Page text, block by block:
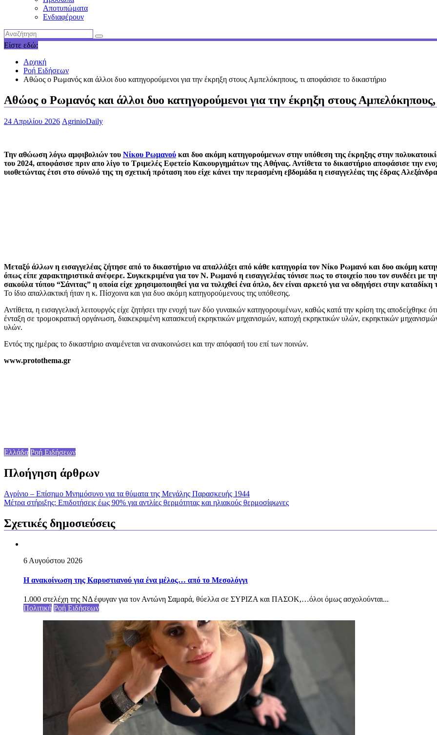
Αποτυπώματα
Ενδιαφέρουν
Είστε εδώ:
Αρχική
Ροή Ειδήσεων
Αθώος ο Ρωμανός και άλλοι δυο κατηγορούμενοι για την έκρηξη στους Αμπελόκηπους, τι αποφάσισε το δικαστήριο
Αθώος ο Ρωμανός και άλλοι δυο κατηγορούμενοι για την έκρηξη στους Αμπελόκηπους,
24 Απριλίου 2026 AgrinioDaily
Την αθώωση λόγω αμφιβολιών του Νίκου Ρωμανού και δυο ακόμη κατηγορούμενων στην υπόθεση της έκρηξης στην
του 2024, αποφάσισε πριν απο λίγο το Τριμελές Εφετείο Κακουργημάτων της Αθήνας. Αντίθετα το δικαστήριο αποφάσισε την
υιοθετώντας έτσι στο σύνολό της τη σχετική πρόταση που είχε κάνει την περασμένη εβδομάδα η εισαγγελέας της έδρας
Μεταξύ άλλων η εισαγγελέας ζήτησε από το δικαστήριο να απαλλάξει από κάθε κατηγορία τον Νίκο Ρωμανό και δυο ακόμη
όπως είπε χαρακτηριστικά ανέφερε. Συγκεκριμένα για τον Ν. Ρωμανό η εισαγγελέας τόνισε πως το στοιχείο που τον συνδέει με
σακούλα τύπου “Σάνιτας” η οποία είχε χρησιμοποιηθεί για να τυλιχθεί ένα όπλο, δεν είναι αρκετό για να οδηγήσει στην καταδίκη
Το ίδιο απαλλακτική ήταν η κ. Πίσχοινα και για δυο ακόμη κατηγορούμενους της υπόθεσης.
Αντίθετα, η εισαγγελική λειτουργός είχε ζητήσει την ενοχή των δύο γυναικών κατηγορουμένων, καθώς κατά την κρίση της αποδείχθηκε
ένταξη σε τρομοκρατική οργάνωση, διακεκριμένη κατασκευή εκρηκτικών μηχανισμών, κατοχή εκρηκτικών υλών, εκρηκτικών
υλών.
Εντός της ημέρας το δικαστήριο αναμένεται να ανακοινώσει και την απόφασή του επί των ποινών.
www.protothema.gr
Ελλάδα Ροή Ειδήσεων
Πλοήγηση άρθρων
Aγρίνιο – Επίσημο Μνημόσυνο για τα θύματα της Μεγάλης Παρασκευής 1944
Μέτρα στήριξης: Επιδοτήσεις έως 90% για αντλίες θερμότητας και ηλιακούς θερμοσίφωνες
Σχετικές δημοσιεύσεις
6 Αυγούστου 2026
Η ανακοίνωση της Καρυστιανού για ένα μέλος… από το Μεσολόγγι
1.000 στελέχη της ΝΔ έφυγαν για τον Αντώνη Σαμαρά, θύελλα σε ΣΥΡΙΖΑ και ΠΑΣΟΚ,…όλοι όμως ασχολούνται...
Πολιτική Ροή Ειδήσεων